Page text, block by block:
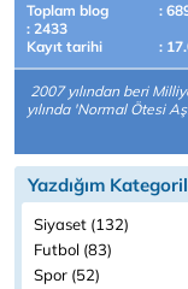
Toplam blog
:
: 2433
Kayıt tarihi
:
2007 yılından beri
yılında 'Normal Ötesi
Yazdığım
Siyaset (132)
Futbol (83)
Spor (52)